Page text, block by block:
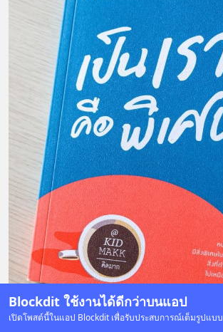
Blockdit ใช้งานได้ดีกว่าบนแอป
เปิดโพสต์นี้ในแอป Blockdit เพื่อรับประสบการณ์เต็มรูปแบบ